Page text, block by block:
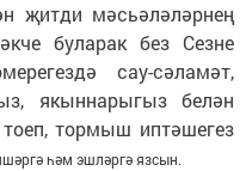
җитди мәсьәләләрнең
буларак без Сезне
сау-сәламәт,
якыннарыгыз белән
тормыш иптәшегез
һәм эшләргә язсын.